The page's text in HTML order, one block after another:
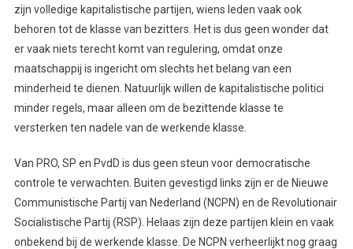
zijn volledige kapitalistische partijen, wiens leden vaak ook
behoren tot de klasse van bezitters. Het is dus geen wonder dat
er vaak niets terecht komt van regulering, omdat onze
maatschappij is ingericht om slechts het belang van een
minderheid te dienen. Natuurlijk willen de kapitalistische politici
minder regels, maar alleen om de bezittende klasse te
versterken ten nadele van de werkende klasse.
Van PRO, SP en PvdD is dus geen steun voor democratische
controle te verwachten. Buiten gevestigd links zijn er de Nieuwe
Communistische Partij van Nederland (NCPN) en de Revolutionair
Socialistische Partij (RSP). Helaas zijn deze partijen klein en vaak
onbekend bij de werkende klasse. De NCPN verheerlijkt nog graag